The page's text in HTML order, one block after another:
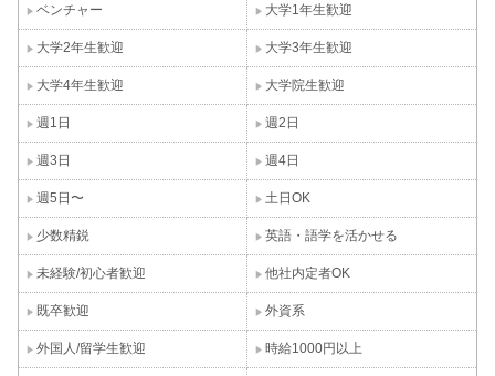
ベンチャー 大学1年生歓迎
大学2年生歓迎 大学3年生歓迎
大学4年生歓迎 大学院生歓迎
週1日 週2日
週3日 週4日
週5日〜 土日OK
少数精鋭 英語・語学を活かせる
未経験/初心者歓迎 他社内定者OK
既卒歓迎 外資系
外国人/留学生歓迎 時給1000円以上